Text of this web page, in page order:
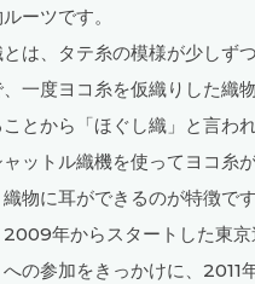
ーツです。
は、タテ糸の模様が少しず
一度ヨコ糸を仮織りした織
とから「ほぐし織」と言われ
ットル織機を使ってヨコ糸
織物に耳ができるのが特徴で
2009年からスタートした東
への参加をきっかけに、